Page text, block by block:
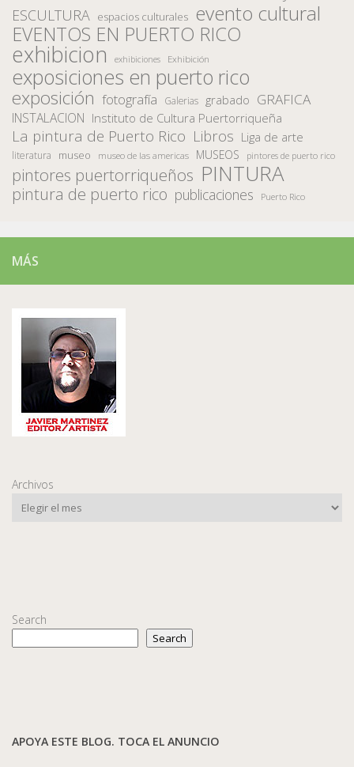
ESCULTURA espacios culturales evento cultural
EVENTOS EN PUERTO RICO
exhibicion exhibiciones Exhibición
exposiciones en puerto rico
exposición fotografía Galerias grabado GRAFICA
INSTALACION Instituto de Cultura Puertorriqueña
La pintura de Puerto Rico Libros Liga de arte
literatura museo museo de las americas MUSEOS pintores de puerto rico
pintores puertorriqueños PINTURA
pintura de puerto rico publicaciones Puerto Rico
MÁS
Archivos
Search
Search
APOYA ESTE BLOG. TOCA EL ANUNCIO